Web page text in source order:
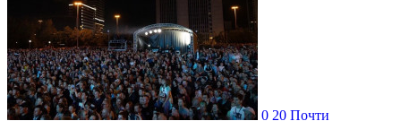
0 20 Почти